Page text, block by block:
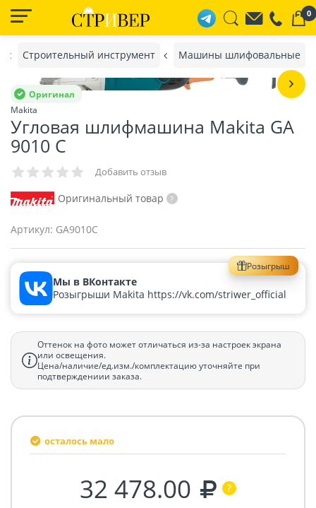
0
Строительный инструмент Машины шлифовальные
Оригинал
Makita
Угловая шлифмашина Makita GA
9010 C
Добавить отзыв
Оригинальный товар
Артикул: GA9010C
Розыгрыш
Мы в ВКонтакте
Розыгрыши Makita https://vk.com/striwer_official
Оттенок на фото может отличаться из-за настроек экрана
или освещения.
Цена/наличие/ед.изм./комплектацию уточняйте при
подтверждениии заказа.
осталось мало
32 478.00